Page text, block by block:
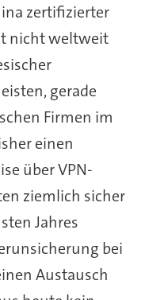
zertifizierter
nicht weltweit
gerade
Firmen im
einen
über VPN-
ziemlich sicher
Jahres
bei
Austausch